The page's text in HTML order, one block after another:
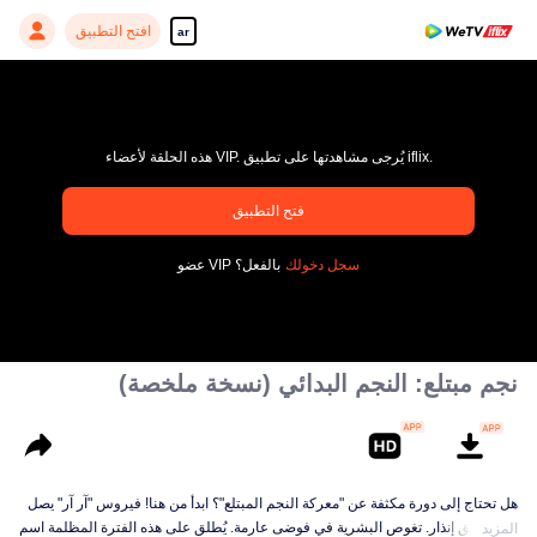
ar افتح التطبيق
pay limit
هذه الحلقة لأعضاء VIP. يُرجى مشاهدتها على تطبيق iflix.
فتح التطبيق
عضو VIP بالفعل؟ سجل دخولك
نجم مبتلع: النجم البدائي (نسخة ملخصة)
هل تحتاج إلى دورة مكثفة عن "معركة النجم المبتلع"؟ ابدأ من هنا! فيروس "آر آر" يصل
دون سابق إنذار. تغوص البشرية في فوضى عارمة. يُطلق على هذه الفترة المظلمة اسم
المزيد